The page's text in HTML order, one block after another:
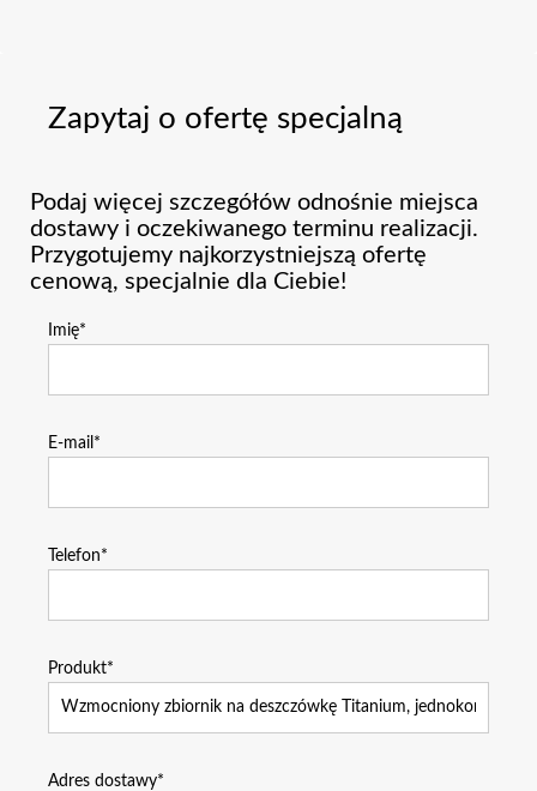
Zapytaj o ofertę specjalną
Podaj więcej szczegółów odnośnie miejsca
dostawy i oczekiwanego terminu realizacji.
Przygotujemy najkorzystniejszą ofertę
cenową, specjalnie dla Ciebie!
Imię*
E-mail*
Telefon*
Produkt*
Adres dostawy*